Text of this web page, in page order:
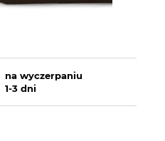
na wyczerpaniu
1-3 dni